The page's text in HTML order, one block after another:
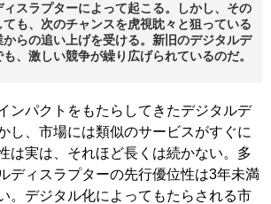
スラプターによって起こる。しかし、その
も、次のチャンスを虎視眈々と狙っている
からの追い上げを受ける。新旧のデジタルデ
、激しい競争が繰り広げられているのだ。
ンパクトをもたらしてきたデジタルデ
し、市場には類似のサービスがすぐに
は実は、それほど長くは続かない。多
ディスラプターの先行優位性は3年未満
。デジタル化によってもたらされる市